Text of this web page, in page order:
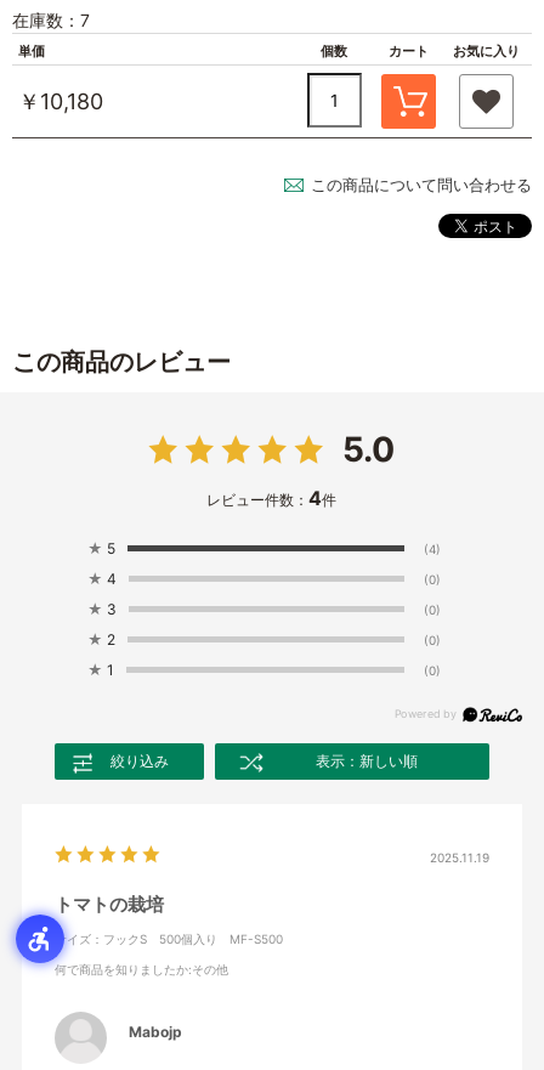
在庫数：7
単価 個数 カート お気に入り
￥10,180
この商品について問い合わせる
この商品のレビュー
5.0
レビュー件数：4件
★ 5 (4)
★ 4 (0)
★ 3 (0)
★ 2 (0)
★ 1 (0)
絞り込み 表示：新しい順
2025.11.19
トマトの栽培
サイズ：フックS 500個入り MF-S500
何で商品を知りましたか:その他
Mabojp